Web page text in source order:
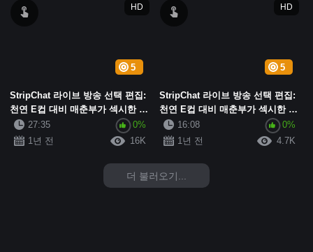
5
HD
StripChat 라이브 방송 선택 편집:
천연 E컵 대비 매춘부가 섹시한 흰
색 실크 진동기를 착용하고, 자위
하고 신음하며, 변덕스러운 아름다
27:35
0%
1년 전
16K
5
HD
StripChat 라이브 방송 선택 편집:
천연 E컵 대비 매춘부가 섹시한 흰
색 실크 진동기를 착용하고 자위하
고 신음하며 변덕스러운 아름다움
16:08
0%
1년 전
4.7K
더 불러오기...